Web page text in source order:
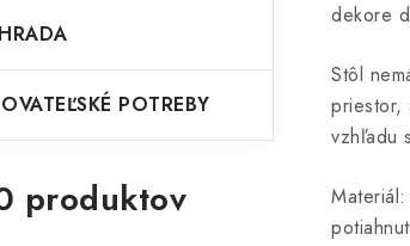
POTREBY
produktov
dekore
Stôl
priestor,
vzhľadu
Materiál: